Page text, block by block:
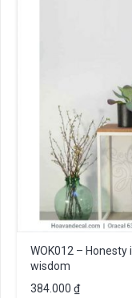
WOK012 –
wisdom
384.000 ₫